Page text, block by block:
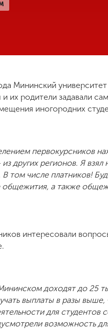
Мининский
и их родители задавали
иногородних
первокурсников
других регионов. Я
том числе платников!
а также
интересовали
доходят до 25
выплаты в разы выше,
для
возможность